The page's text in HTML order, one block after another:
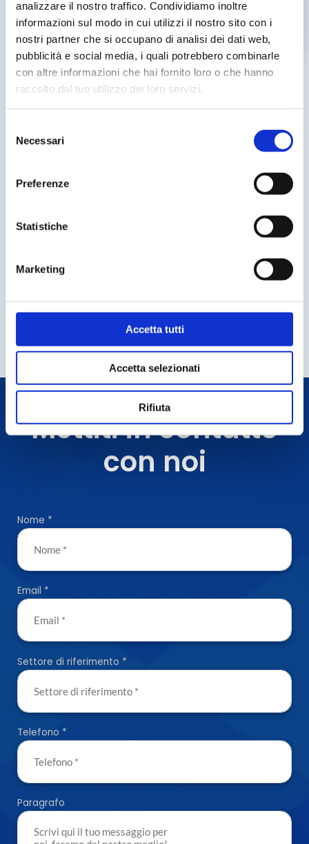
analizzare il nostro traffico. Condividiamo inoltre
informazioni sul modo in cui utilizzi il nostro sito con i
nostri partner che si occupano di analisi dei dati web,
pubblicità e social media, i quali potrebbero combinarle
con altre informazioni che hai fornito loro o che hanno
raccolto dal tuo utilizzo dei loro servizi.
delNecessari
Preferenze
Statistiche
Marketing
Accetta tutti
Accetta selezionati
Rifiuta
Competenza
delle persone che lavorano sul
entusiasti professionisti
che spaziano
dall’ingegneria alle scienze sociali, per
migliorare ogni giorno l’esperienza dei
clienti.
Mettiti in contatto
con noi
Nome *
Email *
Settore di riferimento *
Telefono *
Paragrafo